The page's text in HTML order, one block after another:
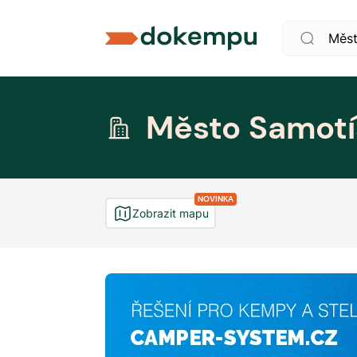
Město
NOVINKA
Zobrazit mapu